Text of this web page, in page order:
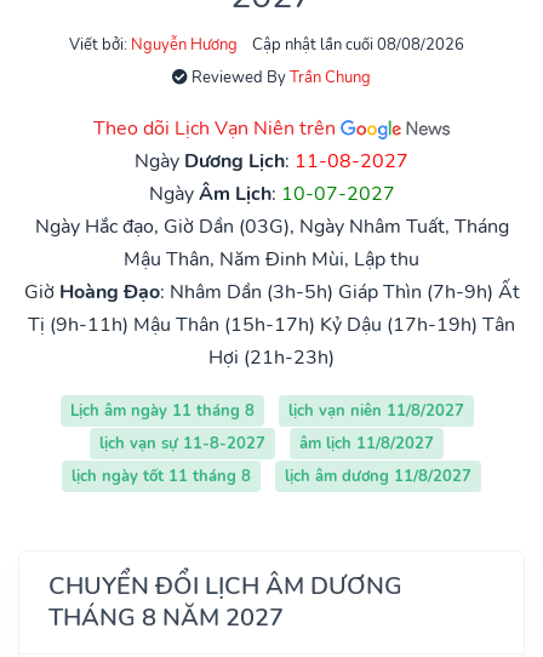
Viết bởi: Nguyễn Hương
Cập nhật lần cuối 08/08/2026
Reviewed ByTrần Chung
Theo dõi Lịch Vạn Niên trên
Ngày Dương Lịch: 11-08-2027
NgàyÂm Lịch: 10-07-2027
Ngày Hắc đạo, Giờ Dần (03G), Ngày Nhâm Tuất, Tháng
Mậu Thân, Năm Đinh Mùi, Lập thu
Giờ Hoàng Đạo: Nhâm Dần (3h-5h) Giáp Thìn (7h-9h) Ất
Tị (9h-11h) Mậu Thân (15h-17h) Kỷ Dậu (17h-19h) Tân
Hợi (21h-23h)
Lịch âm ngày 11 tháng 8
lịch vạn niên 11/8/2027
lịch vạn sự 11-8-2027
âm lịch 11/8/2027
lịch ngày tốt 11 tháng 8
lịch âm dương 11/8/2027
CHUYỂN ĐỔI LỊCH ÂM DƯƠNG
THÁNG 8 NĂM 2027